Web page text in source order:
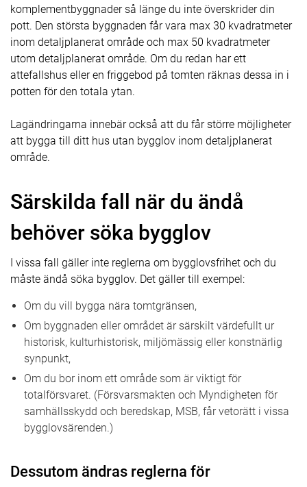
komplementbyggnader så länge du inte överskrider din
pott. Den största byggnaden får vara max 30 kvadratmeter
inom detaljplanerat område och max 50 kvadratmeter
utom detaljplanerat område. Om du redan har ett
attefallshus eller en friggebod på tomten räknas dessa in i
potten för den totala ytan.
Lagändringarna innebär också att du får större möjligheter
att bygga till ditt hus utan bygglov inom detaljplanerat
område.
Särskilda fall när du ändå
behöver söka bygglov
I vissa fall gäller inte reglerna om bygglovsfrihet och du
måste ändå söka bygglov. Det gäller till exempel:
Om du vill bygga nära tomtgränsen,
Om byggnaden eller området är särskilt värdefullt ur
historisk, kulturhistorisk, miljömässig eller konstnärlig
synpunkt,
Om du bor inom ett område som är viktigt för
totalförsvaret. (Försvarsmakten och Myndigheten för
samhällsskydd och beredskap, MSB, får vetorätt i vissa
bygglovsärenden.)
Dessutom ändras reglerna för